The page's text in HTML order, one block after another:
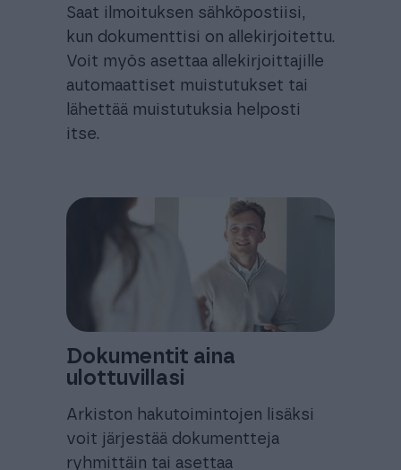
Saat ilmoituksen sähköpostiisi,
kun dokumenttisi on allekirjoitettu.
Voit myös asettaa allekirjoittajille
automaattiset muistutukset tai
lähettää muistutuksia helposti
itse.
Dokumentit aina
ulottuvillasi
Arkiston hakutoimintojen lisäksi
voit järjestää dokumentteja
ryhmittäin tai asettaa